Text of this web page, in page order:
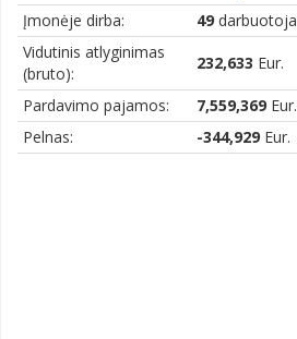
Įmonėje dirba:
49
Vidutinis atlyginimas
(bruto):
232,633 Eur.
Pardavimo pajamos: 7,559,369 Eur.
Pelnas:
-344,929 Eur.